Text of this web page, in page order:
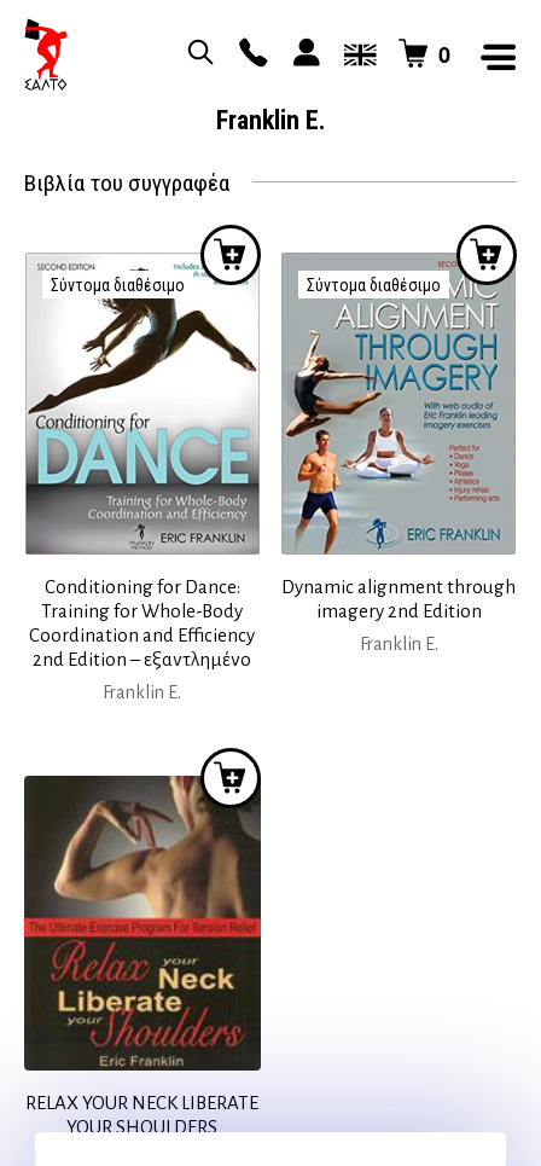
0
Franklin E.
Βιβλία του συγγραφέα
Σύντομα διαθέσιμο
Conditioning for Dance:
Training for Whole-Body
Coordination and Efficiency
2nd Edition – εξαντλημένο
Franklin E.
Σύντομα διαθέσιμο
Dynamic alignment through
imagery 2nd Edition
Franklin E.
RELAX YOUR NECK LIBERATE
YOUR SHOULDERS